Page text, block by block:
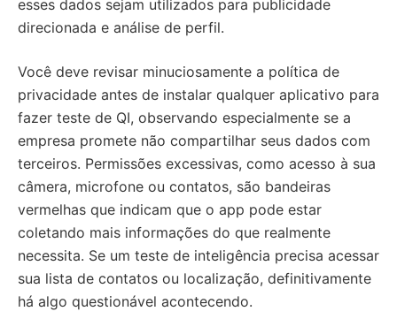
esses dados sejam utilizados para publicidade
direcionada e análise de perfil.
Você deve revisar minuciosamente a política de
privacidade antes de instalar qualquer aplicativo para
fazer teste de QI, observando especialmente se a
empresa promete não compartilhar seus dados com
terceiros. Permissões excessivas, como acesso à sua
câmera, microfone ou contatos, são bandeiras
vermelhas que indicam que o app pode estar
coletando mais informações do que realmente
necessita. Se um teste de inteligência precisa acessar
sua lista de contatos ou localização, definitivamente
há algo questionável acontecendo.